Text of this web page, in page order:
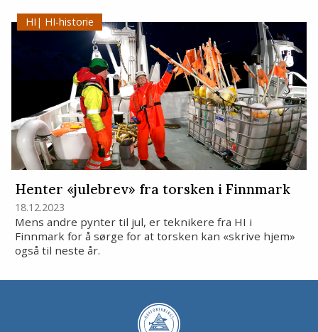
HI-historie
Henter «julebrev» fra torsken i Finnmark
18.12.2023
Mens andre pynter til jul, er teknikere fra HI i
Finnmark for å sørge for at torsken kan «skrive hjem»
også til neste år.